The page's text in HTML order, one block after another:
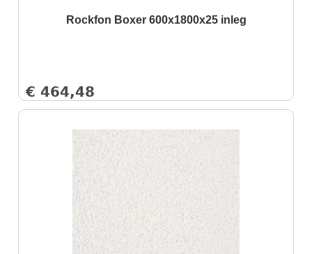
Rockfon Boxer 600x1800x25 inleg
€ 464,48